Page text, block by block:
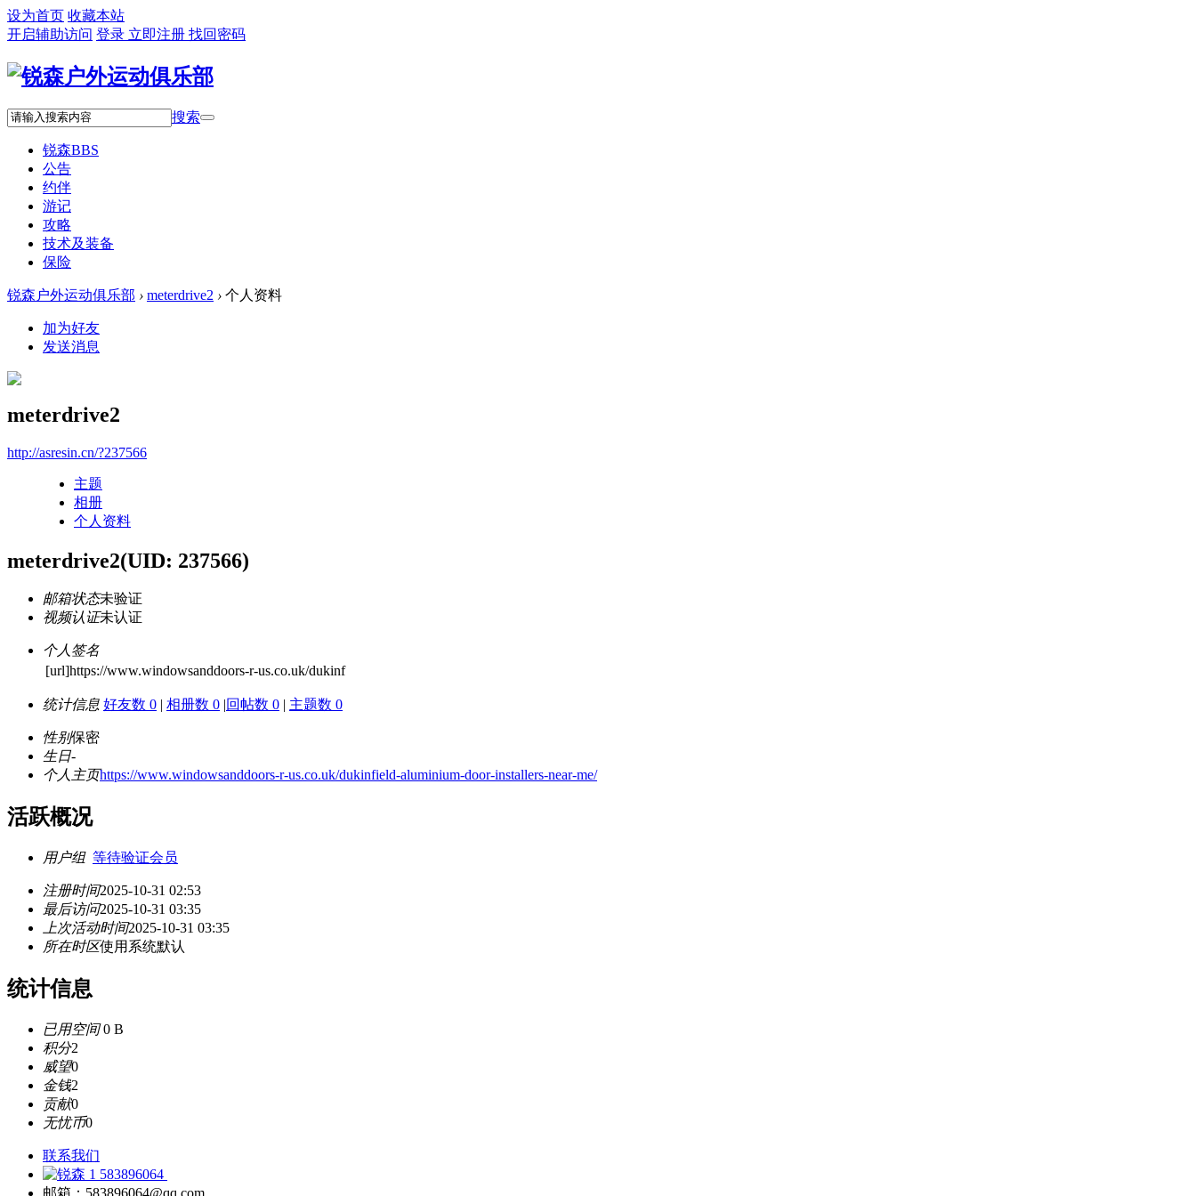
设为首页 收藏本站
开启辅助访问 登录 立即注册 找回密码
搜索
锐森BBS
公告
约伴
游记
攻略
技术及装备
保险
锐森户外运动俱乐部 › meterdrive2 › 个人资料
加为好友
发送消息
meterdrive2
http://asresin.cn/?237566
主题
相册
个人资料
meterdrive2(UID: 237566)
邮箱状态未验证
视频认证未认证
个人签名
[url]https://www.windowsanddoors-r-us.co.uk/dukinf
统计信息 好友数 0 | 相册数 0 |回帖数 0 | 主题数 0
性别保密
生日-
个人主页https://www.windowsanddoors-r-us.co.uk/dukinfield-aluminium-door-installers-near-me/
活跃概况
用户组 等待验证会员
注册时间2025-10-31 02:53
最后访问2025-10-31 03:35
上次活动时间2025-10-31 03:35
所在时区使用系统默认
统计信息
已用空间0 B
积分2
威望0
金钱2
贡献0
无忧币0
联系我们
583896064
邮箱：583896064@qq.com